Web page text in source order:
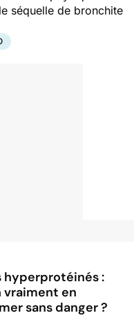
séquelle de bronchite
hyperprotéinés :
en
sans danger ?